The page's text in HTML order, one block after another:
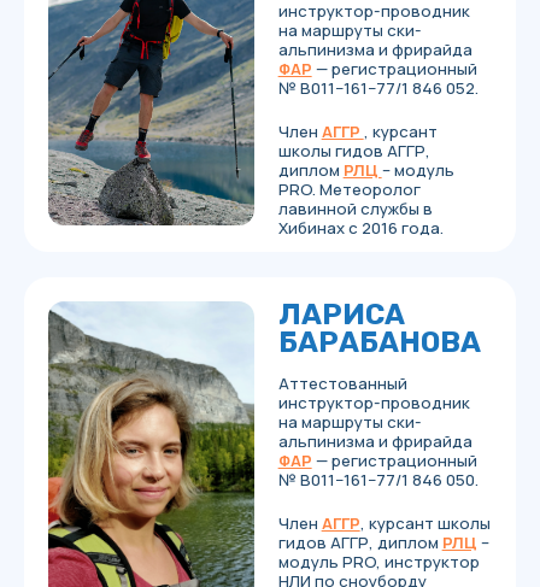
г. Кировск, ул. Олимпийская, 4
НОЯБРЬ – МАЙ
ЗИМА
@NORDPORTAL
ПРОКАТ
Летом горнолыжный прокат закрыт